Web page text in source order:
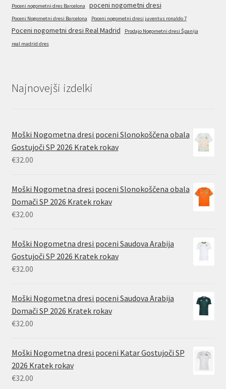
Poceni nogometni dres Barcelona
poceni nogometni dresi
Poceni Nogometni dresi Barcelona Poceni nogometni dresi juventus ronaldo 7
Poceni nogometni dresi Real Madrid
Prodajo Nogometni dresi Španija
real madrid dres
Najnovejši izdelki
Moški Nogometna dresi poceni Slonokoščena obala
Gostujoči SP 2026 Kratek rokav
€32.00
Moški Nogometna dresi poceni Slonokoščena obala
Domači SP 2026 Kratek rokav
€32.00
Moški Nogometna dresi poceni Saudova Arabija
Gostujoči SP 2026 Kratek rokav
€32.00
Moški Nogometna dresi poceni Saudova Arabija
Domači SP 2026 Kratek rokav
€32.00
Moški Nogometna dresi poceni Katar Gostujoči SP
2026 Kratek rokav
€32.00